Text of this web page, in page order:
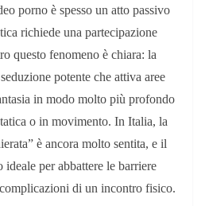
porno è spesso un atto passivo
richiede una partecipazione
questo fenomeno è chiara: la
potente che attiva aree
in modo molto più profondo
o in movimento. In Italia, la
è ancora molto sentita, e il
per abbattere le barriere
di un incontro fisico.